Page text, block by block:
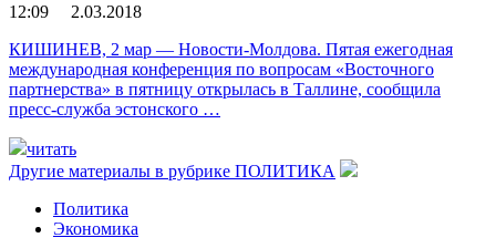
12:09 2.03.2018
КИШИНЕВ, 2 мар — Новости-Молдова. Пятая ежегодная
международная конференция по вопросам «Восточного
партнерства» в пятницу открылась в Таллине, сообщила
пресс-служба эстонского …
читать
Другие материалы в рубрике ПОЛИТИКА
Политика
Экономика